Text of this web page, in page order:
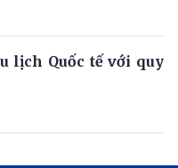
lịch Quốc tế với quy